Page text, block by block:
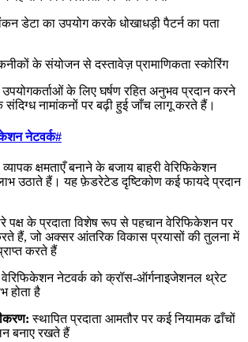
डेटा का उपयोग करके धोखाधड़ी पैटर्न का पता
के संयोजन से दस्तावेज़ प्रामाणिकता स्कोरिंग
के लिए घर्षण रहित अनुभव प्रदान करने
नामांकनों पर बढ़ी हुई जाँच लागू करते हैं।
नेटवर्क#
क्षमताएँ बनाने के बजाय बाहरी वेरिफिकेशन
उठाते हैं। यह फ़ेडरेटेड दृष्टिकोण कई फायदे प्रदान
पक्ष के प्रदाता विशेष रूप से पहचान वेरिफिकेशन पर
हैं, जो अक्सर आंतरिक विकास प्रयासों की तुलना में
करते हैं
वेरिफिकेशन नेटवर्क को क्रॉस-ऑर्गनाइजेशनल थ्रेट
होता है
स्थापित प्रदाता आमतौर पर कई नियामक ढाँचों
बनाए रखते हैं